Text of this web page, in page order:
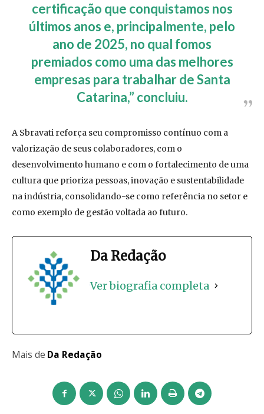
certificação que conquistamos nos
últimos anos e, principalmente, pelo
ano de 2025, no qual fomos
premiados como uma das melhores
empresas para trabalhar de Santa
Catarina,” concluiu.
A Sbravati reforça seu compromisso contínuo com a
valorização de seus colaboradores, com o
desenvolvimento humano e com o fortalecimento de uma
cultura que prioriza pessoas, inovação e sustentabilidade
na indústria, consolidando-se como referência no setor e
como exemplo de gestão voltada ao futuro.
Da Redação
Ver biografia completa
Mais de Da Redação